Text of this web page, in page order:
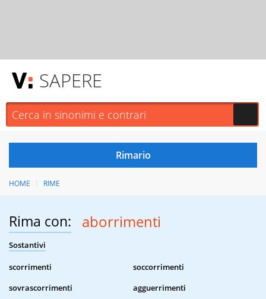
SAPERE
HOME RIME
Rima con: aborrimenti
Sostantivi
scorrimenti
soccorrimenti
sovrascorrimenti
agguerrimenti